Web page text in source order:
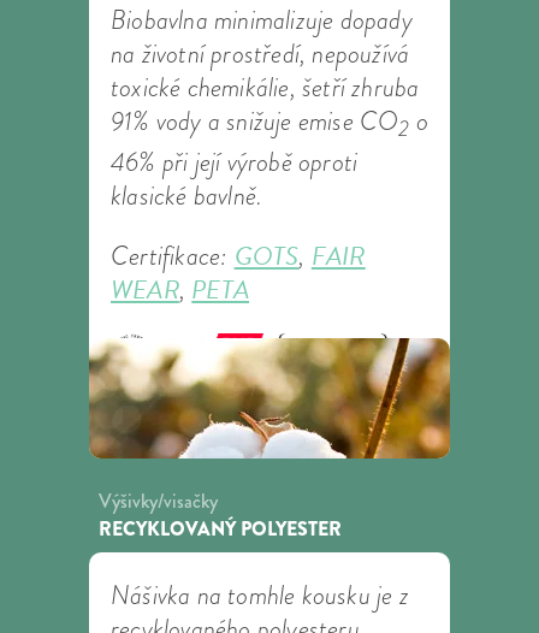
Biobavlna minimalizuje dopady
na životní prostředí, nepoužívá
toxické chemikálie, šetří zhruba
91% vody a snižuje emise CO2 o
46% při její výrobě oproti
klasické bavlně.
Certifikace: GOTS, FAIR
WEAR, PETA
Výšivky/visačky
RECYKLOVANÝ POLYESTER
Nášivka na tomhle kousku je z